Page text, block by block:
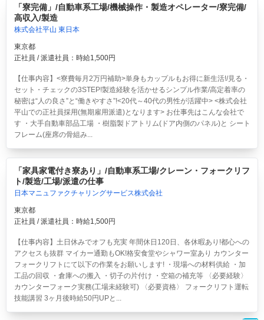
「寮完備」/自動車系工場/機械操作・製造オペレーター/寮完備/
高収入/製造
株式会社平山 東日本
東京都
正社員 / 派遣社員：時給1,500円
【仕事内容】<寮費毎月2万円補助>単身もカップルもお得に新生活!/見る・
セット・チェックの3STEP!製造経験を活かせるシンプル作業/高定着率の
秘密は“人の良さ”と“働きやすさ”!<20代～40代の男性が活躍中> <株式会社
平山での正社員採用(無期雇用派遣)となります> お仕事先はこんな会社で
す ・大手自動車部品工場 ・樹脂製ドアトリム(ドア内側のパネル)と シート
フレーム(座席の骨組み...
「家具家電付き寮あり」/自動車系工場/クレーン・フォークリフ
ト/製造/工場/派遣の仕事
日本マニュファクチャリングサービス株式会社
東京都
正社員 / 派遣社員：時給1,500円
【仕事内容】土日休みでオフも充実 年間休日120日、各休暇あり!都心への
アクセスも抜群 マイカー通勤もOK!格安食堂やシャワー室あり カウンター
フォークリフトにて以下の作業をお願いします! ・現場への材料供給 ・加
工品の回収 ・倉庫への搬入 ・切子の片付け ・空箱の補充等 〈必要経験〉
カウンターフォーク実務(工場未経験可) 〈必要資格〉 フォークリフト運転
技能講習 3ヶ月後時給50円UPと...